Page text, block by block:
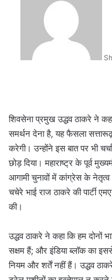
शिवसेना प्रमुख उद्धव ठाकरे ने
समर्थन देना है, यह फैसला सत्तारूढ़
करेगी। उन्होंने इस बात पर भी
छोड़ दिया। महाराष्ट्र के पूर्व
आगामी चुनावों में कांग्रेस के
चचेरे भाई राज ठाकरे की पार्टी
की।
उद्धव ठाकरे ने कहा कि हम
सक्षम हैं; और इंडिया ब्लॉक का
नियम और शर्तें नहीं हैं। उद्धव